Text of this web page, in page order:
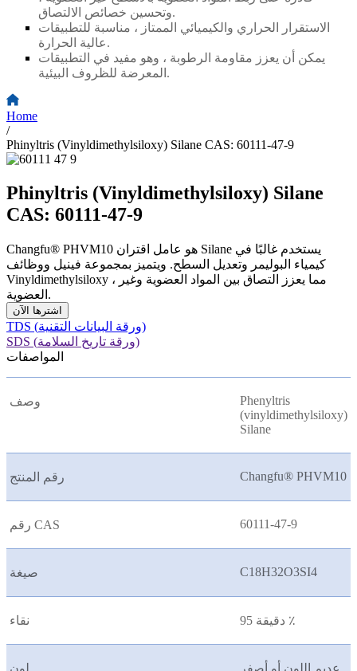
وتحسين خصائص الالتصاق.
الاستقرار الحراري والكيميائي الممتاز ، مناسبة للتطبيقات
عالية الحرارة.
يمكن أن يعزز مقاومة الرطوبة ، وهو مفيد في التطبيقات
المعرضة للظروف البيئية.
Home
/
Phinyltris (Vinyldimethylsiloxy) Silane CAS: 60111-47-9
Phinyltris (Vinyldimethylsiloxy) Silane
CAS: 60111-47-9
Changfu® PHVM10 هو عامل اقتران Silane يستخدم غالبًا في
كيمياء البوليمر وتعديل السطح. ويتميز بمجموعة فينيل ووظائف
Vinyldimethylsiloxy ، مما يعزز التصاق بين المواد العضوية وغير
العضوية.
اشترها الآن
TDS (ورقة البيانات التقنية)
SDS (ورقة تاريخ السلامة)
المواصفات
وصف
Phenyltris
(vinyldimethylsiloxy)
Silane
رقم المنتج Changfu® PHVM10
رقم CAS 60111-47-9
صيغة C18H32O3SI4
نقاء دقيقة 95 ٪